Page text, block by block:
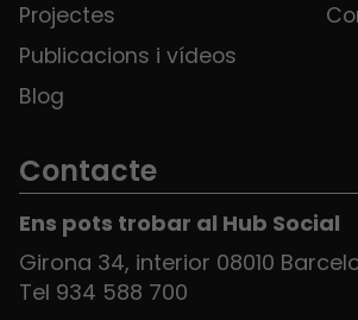
Projectes
Publicacions i vídeos
Blog
Contacte
Ens pots trobar al Hub Social
Girona 34, interior 08010
Tel 934 588 700